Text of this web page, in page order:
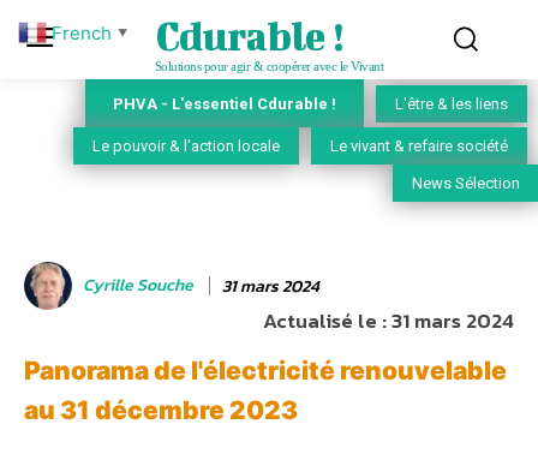
Cdurable !
Solutions pour agir & coopérer avec le Vivant
PHVA - L'essentiel Cdurable ! L'être & les liens
Le pouvoir & l'action locale Le vivant & refaire société
News Sélection
Cyrille Souche 31 mars 2024
Actualisé le :31 mars 2024
Panorama de l'électricité renouvelable
au 31 décembre 2023
French ▼